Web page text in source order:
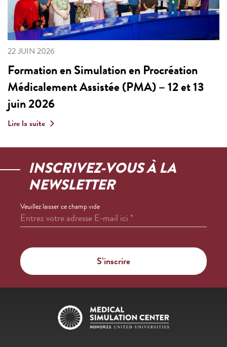
22 JUIN 2026
Formation en Simulation en Procréation
Médicalement Assistée (PMA) – 12 et 13
juin 2026
Lire la suite
INSCRIVEZ-VOUS À LA
NEWSLETTER
Veuillez laisser ce champ vide
Entrez votre adresse E-mail ici*